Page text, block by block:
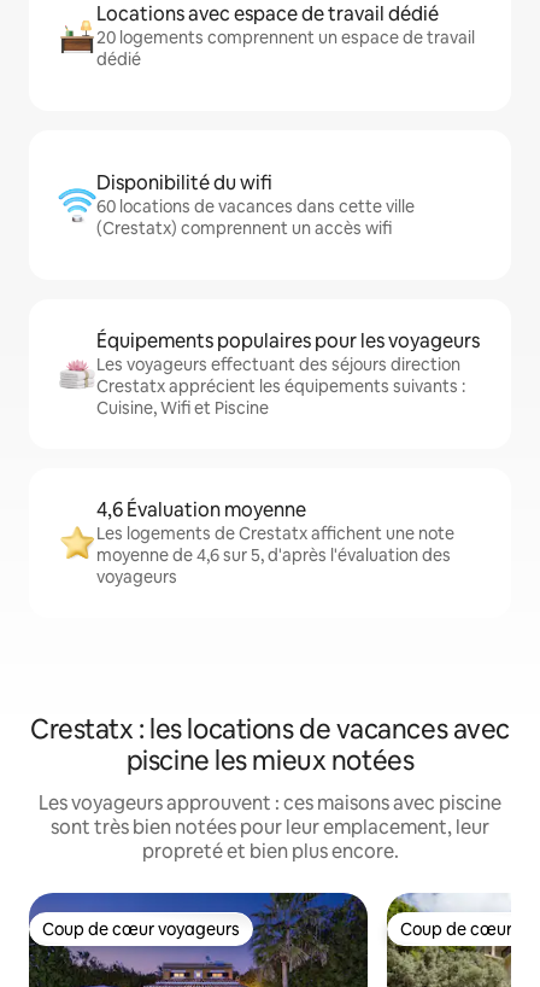
Locations avec espace de travail dédié
20 logements comprennent un espace de travail
dédié
Disponibilité du wifi
60 locations de vacances dans cette ville
(Crestatx) comprennent un accès wifi
Équipements populaires pour les voyageurs
Les voyageurs effectuant des séjours direction
Crestatx apprécient les équipements suivants :
Cuisine, Wifi et Piscine
4,6 Évaluation moyenne
Les logements de Crestatx affichent une note
moyenne de 4,6 sur 5, d'après l'évaluation des
voyageurs
Crestatx : les locations de vacances avec
piscine les mieux notées
Les voyageurs approuvent : ces maisons avec piscine
sont très bien notées pour leur emplacement, leur
propreté et bien plus encore.
Coup de cœur voyageurs
Coup de cœur voyageurs Coup de cœur
Coup de cœur